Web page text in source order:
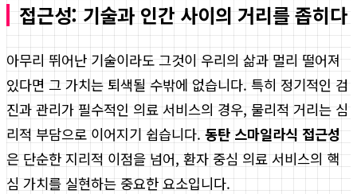
접근성: 기술과 인간 사이의 거리를 좁히다
아무리 뛰어난 기술이라도 그것이 우리의 삶과 멀리 떨어져
있다면 그 가치는 퇴색될 수밖에 없습니다. 특히 정기적인 검
진과 관리가 필수적인 의료 서비스의 경우, 물리적 거리는 심
리적 부담으로 이어지기 쉽습니다. 동탄 스마일라식 접근성
은 단순한 지리적 이점을 넘어, 환자 중심 의료 서비스의 핵
심 가치를 실현하는 중요한 요소입니다.